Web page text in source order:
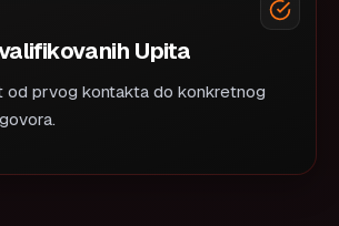
Upita
od prvog kontakta do konkretnog